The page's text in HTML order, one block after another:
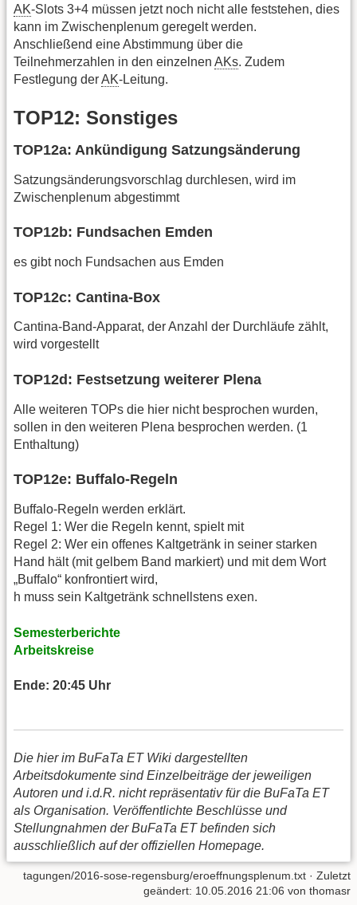
AK-Slots 3+4 müssen jetzt noch nicht alle feststehen, dies
kann im Zwischenplenum geregelt werden.
Anschließend eine Abstimmung über die
Teilnehmerzahlen in den einzelnen AKs. Zudem
Festlegung derAK-Leitung.
TOP12: Sonstiges
TOP12a: Ankündigung Satzungsänderung
Satzungsänderungsvorschlag durchlesen, wird im
Zwischenplenum abgestimmt
TOP12b: Fundsachen Emden
es gibt noch Fundsachen aus Emden
TOP12c: Cantina-Box
Cantina-Band-Apparat, der Anzahl der Durchläufe zählt,
wird vorgestellt
TOP12d: Festsetzung weiterer Plena
Alle weiteren TOPs die hier nicht besprochen wurden,
sollen in den weiteren Plena besprochen werden. (1
Enthaltung)
TOP12e: Buffalo-Regeln
Buffalo-Regeln werden erklärt.
Regel 1: Wer die Regeln kennt, spielt mit
Regel 2: Wer ein offenes Kaltgetränk in seiner starken
Hand hält (mit gelbem Band markiert) und mit dem Wort
„Buffalo“ konfrontiert wird,
h muss sein Kaltgetränk schnellstens exen.
Semesterberichte
Arbeitskreise
Ende: 20:45 Uhr
Die hier im BuFaTa ET Wiki dargestellten
Arbeitsdokumente sind Einzelbeiträge der jeweiligen
Autoren und i.d.R. nicht repräsentativ für die BuFaTa ET
als Organisation. Veröffentlichte Beschlüsse und
Stellungnahmen der BuFaTa ET befinden sich
ausschließlich auf der offiziellen Homepage.
tagungen/2016-sose-regensburg/eroeffnungsplenum.txt · Zuletzt
geändert: 10.05.2016 21:06 von thomasr